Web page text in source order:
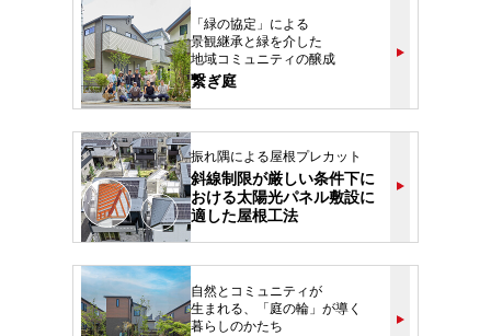
「緑の協定」による
景観継承と緑を介した
地域コミュニティの醸成
繋ぎ庭
振れ隅による屋根プレカット
斜線制限が厳しい条件下に
おける太陽光パネル敷設に
適した屋根工法
自然とコミュニティが
生まれる、「庭の輪」が導く
暮らしのかたち